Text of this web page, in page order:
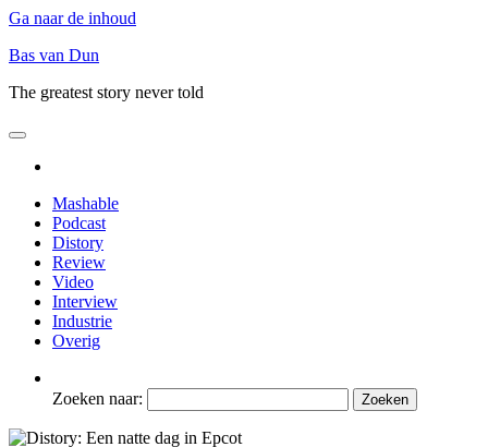
Ga naar de inhoud
Bas van Dun
The greatest story never told
Mashable
Podcast
Distory
Review
Video
Interview
Industrie
Overig
Zoeken naar: